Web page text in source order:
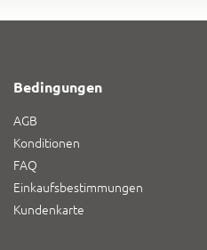
Bedingungen
AGB
Konditionen
FAQ
Einkaufsbestimmungen
Kundenkarte